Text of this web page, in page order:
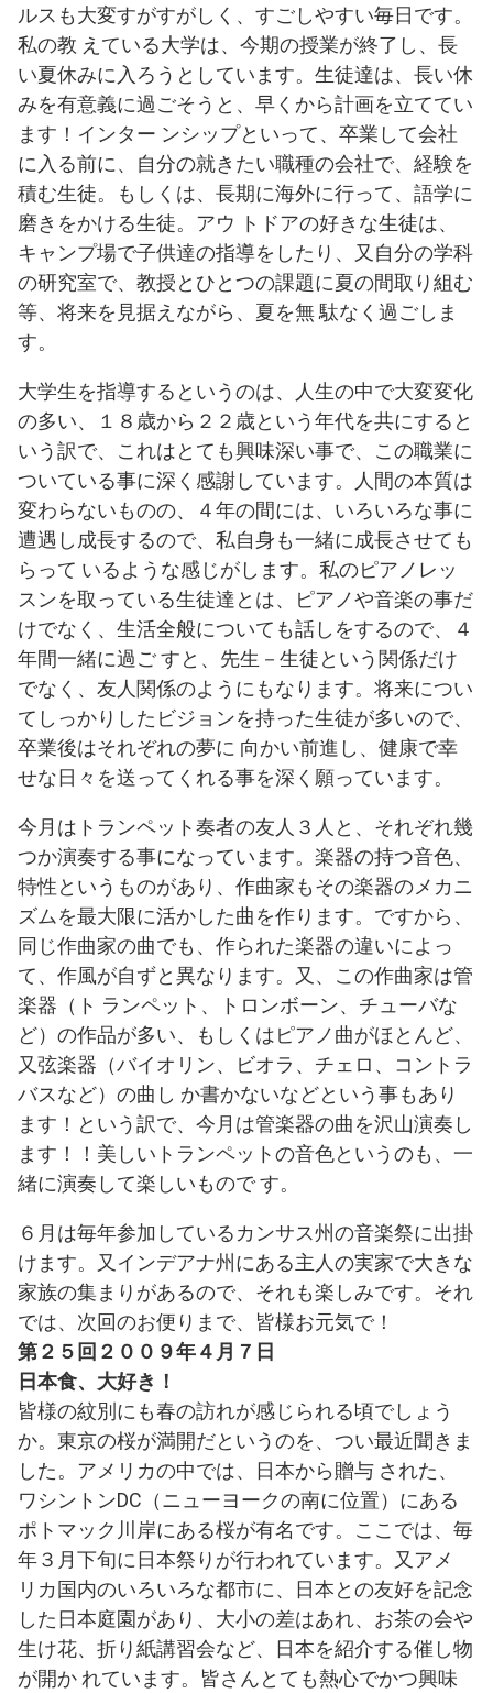
ルスも大変すがすがしく、すごしやすい毎日です。
私の教 えている大学は、今期の授業が終了し、長
い夏休みに入ろうとしています。生徒達は、長い休
みを有意義に過ごそうと、早くから計画を立ててい
ます！インター ンシップといって、卒業して会社
に入る前に、自分の就きたい職種の会社で、経験を
積む生徒。もしくは、長期に海外に行って、語学に
磨きをかける生徒。アウ トドアの好きな生徒は、
キャンプ場で子供達の指導をしたり、又自分の学科
の研究室で、教授とひとつの課題に夏の間取り組む
等、将来を見据えながら、夏を無 駄なく過ごしま
す。
大学生を指導するというのは、人生の中で大変変化
の多い、１８歳から２２歳という年代を共にすると
いう訳で、これはとても興味深い事で、この職業に
ついている事に深く感謝しています。人間の本質は
変わらないものの、４年の間には、いろいろな事に
遭遇し成長するので、私自身も一緒に成長させても
らって いるような感じがします。私のピアノレッ
スンを取っている生徒達とは、ピアノや音楽の事だ
けでなく、生活全般についても話しをするので、４
年間一緒に過ご すと、先生－生徒という関係だけ
でなく、友人関係のようにもなります。将来につい
てしっかりしたビジョンを持った生徒が多いので、
卒業後はそれぞれの夢に 向かい前進し、健康で幸
せな日々を送ってくれる事を深く願っています。
今月はトランペット奏者の友人３人と、それぞれ幾
つか演奏する事になっています。楽器の持つ音色、
特性というものがあり、作曲家もその楽器のメカニ
ズムを最大限に活かした曲を作ります。ですから、
同じ作曲家の曲でも、作られた楽器の違いによっ
て、作風が自ずと異なります。又、この作曲家は管
楽器（ト ランペット、トロンボーン、チューバな
ど）の作品が多い、もしくはピアノ曲がほとんど、
又弦楽器（バイオリン、ビオラ、チェロ、コントラ
バスなど）の曲し か書かないなどという事もあり
ます！という訳で、今月は管楽器の曲を沢山演奏し
ます！！美しいトランペットの音色というのも、一
緒に演奏して楽しいもので す。
６月は毎年参加しているカンサス州の音楽祭に出掛
けます。又インデアナ州にある主人の実家で大きな
家族の集まりがあるので、それも楽しみです。それ
では、次回のお便りまで、皆様お元気で！
第２５回２００９年４月７日
日本食、大好き！
皆様の紋別にも春の訪れが感じられる頃でしょう
か。東京の桜が満開だというのを、つい最近聞きま
した。アメリカの中では、日本から贈与 された、
ワシントンDC（ニューヨークの南に位置）にある
ポトマック川岸にある桜が有名です。ここでは、毎
年３月下旬に日本祭りが行われています。又アメ
リカ国内のいろいろな都市に、日本との友好を記念
した日本庭園があり、大小の差はあれ、お茶の会や
生け花、折り紙講習会など、日本を紹介する催し物
が開か れています。皆さんとても熱心でかつ興味